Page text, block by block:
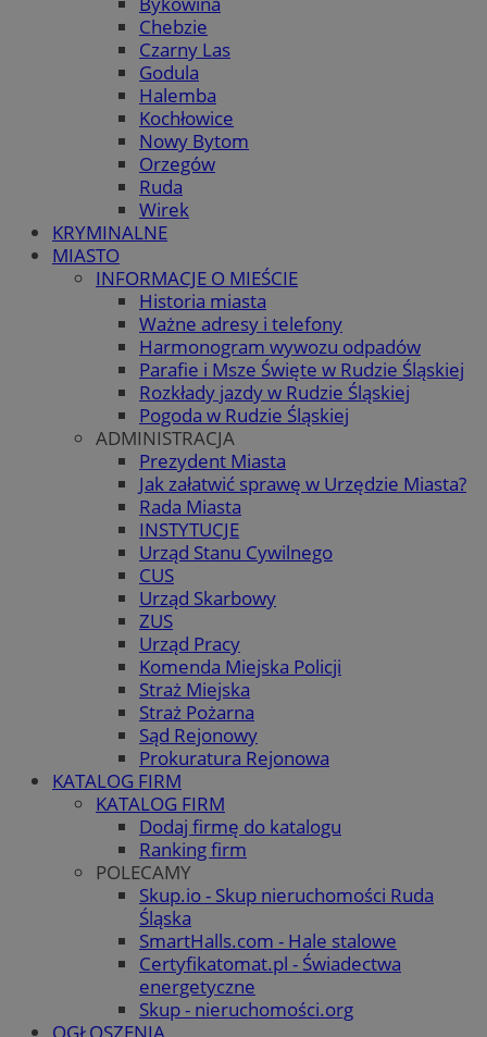
Chebzie
Czarny Las
Godula
Halemba
Kochłowice
Nowy Bytom
Orzegów
Ruda
Wirek
KRYMINALNE
MIASTO
INFORMACJE O MIEŚCIE
Historia miasta
Ważne adresy i telefony
Harmonogram wywozu odpadów
Parafie i Msze Święte w Rudzie Śląskiej
Rozkłady jazdy w Rudzie Śląskiej
Pogoda w Rudzie Śląskiej
ADMINISTRACJA
Prezydent Miasta
Jak załatwić sprawę w Urzędzie Miasta?
Rada Miasta
INSTYTUCJE
Urząd Stanu Cywilnego
CUS
Urząd Skarbowy
ZUS
Urząd Pracy
Komenda Miejska Policji
Straż Miejska
Straż Pożarna
Sąd Rejonowy
Prokuratura Rejonowa
KATALOG FIRM
KATALOG FIRM
Dodaj firmę do katalogu
Ranking firm
POLECAMY
Skup.io - Skup nieruchomości Ruda
Śląska
SmartHalls.com - Hale stalowe
Certyfikatomat.pl - Świadectwa
energetyczne
Skup - nieruchomości.org